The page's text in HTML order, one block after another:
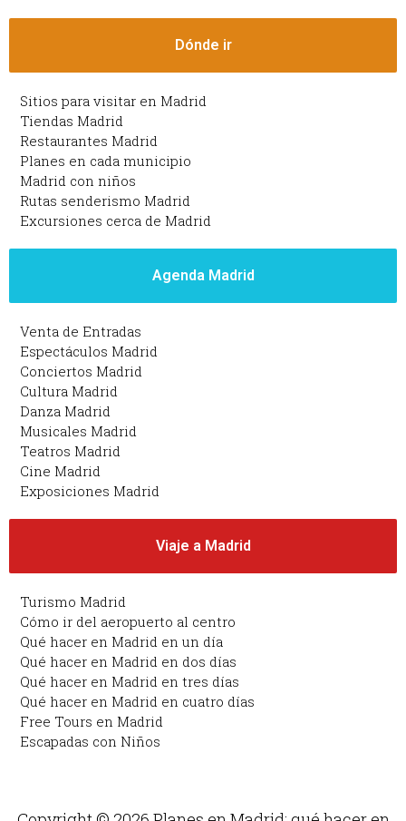
Dónde ir
Sitios para visitar en Madrid
Tiendas Madrid
Restaurantes Madrid
Planes en cada municipio
Madrid con niños
Rutas senderismo Madrid
Excursiones cerca de Madrid
Agenda Madrid
Venta de Entradas
Espectáculos Madrid
Conciertos Madrid
Cultura Madrid
Danza Madrid
Musicales Madrid
Teatros Madrid
Cine Madrid
Exposiciones Madrid
Viaje a Madrid
Turismo Madrid
Cómo ir del aeropuerto al centro
Qué hacer en Madrid en un día
Qué hacer en Madrid en dos días
Qué hacer en Madrid en tres días
Qué hacer en Madrid en cuatro días
Free Tours en Madrid
Escapadas con Niños